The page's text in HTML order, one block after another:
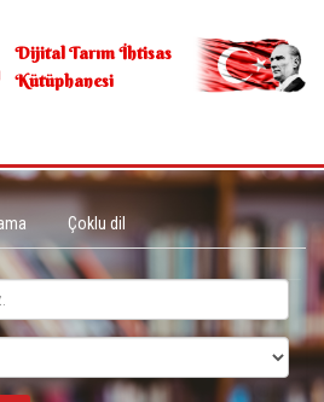
Dijital Tarım İhtisas
Kütüphanesi
Çoklu dil